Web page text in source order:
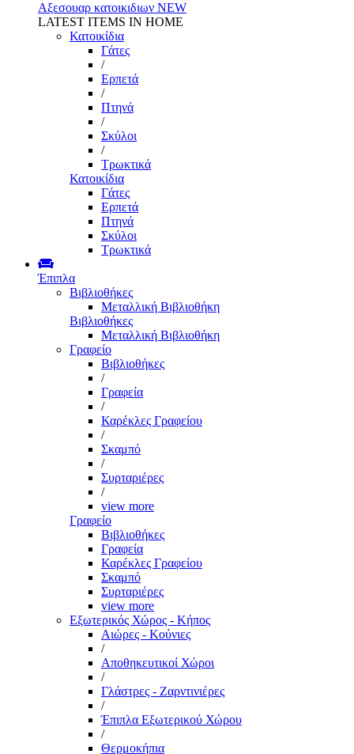
Αξεσουαρ κατοικιδιων NEW
LATEST ITEMS IN HOME
Κατοικίδια
Γάτες
/
Ερπετά
/
Πτηνά
/
Σκύλοι
/
Τρωκτικά
Κατοικίδια
Γάτες
Ερπετά
Πτηνά
Σκύλοι
Τρωκτικά
Έπιπλα
Βιβλιοθήκες
Μεταλλική Βιβλιοθήκη
Βιβλιοθήκες
Μεταλλική Βιβλιοθήκη
Γραφείο
Βιβλιοθήκες
/
Γραφεία
/
Καρέκλες Γραφείου
/
Σκαμπό
/
Συρταριέρες
/
view more
Γραφείο
Βιβλιοθήκες
Γραφεία
Καρέκλες Γραφείου
Σκαμπό
Συρταριέρες
view more
Εξωτερικός Χώρος - Κήπος
Αιώρες - Κούνιες
/
Αποθηκευτικοί Χώροι
/
Γλάστρες - Ζαρντινιέρες
/
Έπιπλα Εξωτερικού Χώρου
/
Θερμοκήπια